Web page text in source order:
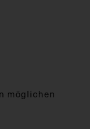
möglichen